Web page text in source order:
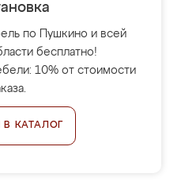
по Пушкино и всей
бесплатно!
10% от стоимости
В КАТАЛОГ